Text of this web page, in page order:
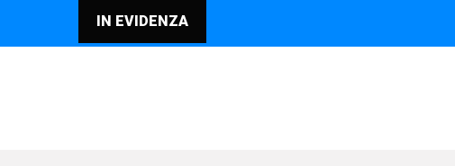
IN EVIDENZA